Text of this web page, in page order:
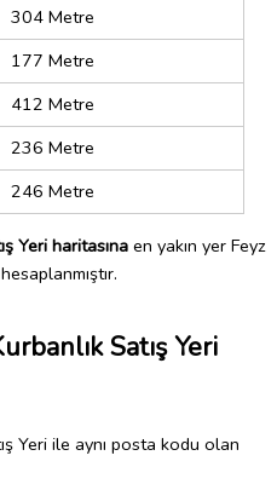
304 Metre
177 Metre
412 Metre
236 Metre
246 Metre
Yeri haritasına en yakın yer Feyz
Satış Yeri
Yeri ile aynı posta kodu olan